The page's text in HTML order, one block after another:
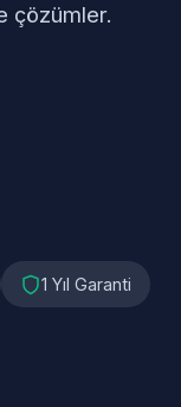
çözümler.
1 Yıl Garanti